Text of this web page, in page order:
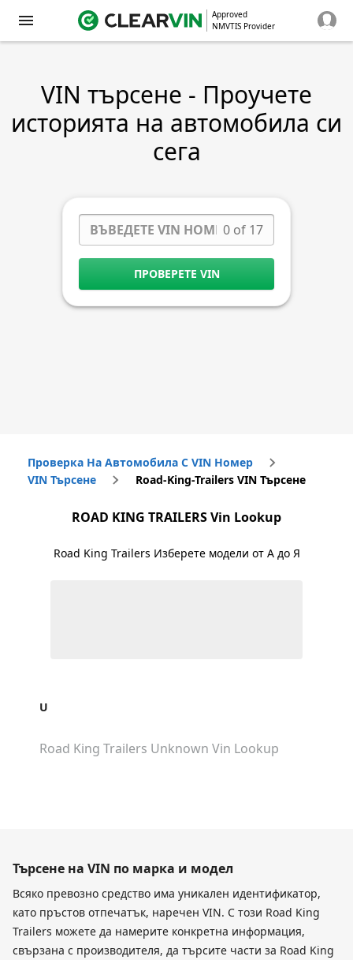
Approved
NMVTIS Provider
VIN търсене - Проучете
историята на автомобила си
сега
0 of 17
ПРОВЕРЕТЕ VIN
Проверка На Автомобила С VIN Номер
VIN Търсене
Road-King-Trailers VIN Търсене
ROAD KING TRAILERSVin Lookup
Road King Trailers Изберете модели от А до Я
U
Road King Trailers Unknown Vin Lookup
Търсене на VIN по марка и модел
Всяко превозно средство има уникален идентификатор,
като пръстов отпечатък, наречен VIN. С този Road King
Trailers можете да намерите конкретна информация,
свързана с производителя, да търсите части за Road King